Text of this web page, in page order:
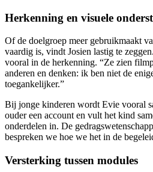
Herkenning en visuele
Of de doelgroep meer gebruikmaakt
vaardig is, vindt Josien lastig te
vooral in de herkenning. “Ze zien
anderen en denken: ik ben niet de
toegankelijker.”
Bij jonge kinderen wordt Evie vooral
ouder een account en vult het kind
onderdelen in. De
bespreken we hoe we het in de
Versterking tussen modules